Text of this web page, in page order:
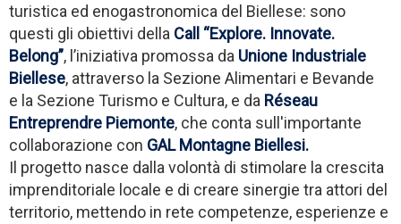
turistica ed enogastronomica del Biellese: sono
questi gli obiettivi della Call “Explore. Innovate.
Belong”, l’iniziativa promossa da Unione Industriale
Biellese, attraverso la Sezione Alimentari e Bevande
e la Sezione Turismo e Cultura, e da Réseau
Entreprendre Piemonte, che conta sull'importante
collaborazione con GAL Montagne Biellesi.
Il progetto nasce dalla volontà di stimolare la crescita
imprenditoriale locale e di creare sinergie tra attori del
territorio, mettendo in rete competenze, esperienze e